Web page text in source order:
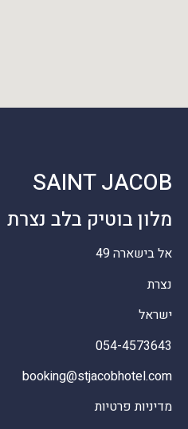
SAINT JACOB
מלון בוטיק בלב נצרת
אל בישארה 49
נצרת
ישראל
054-4573643
booking@stjacobhotel.com
מדיניות פרטיות